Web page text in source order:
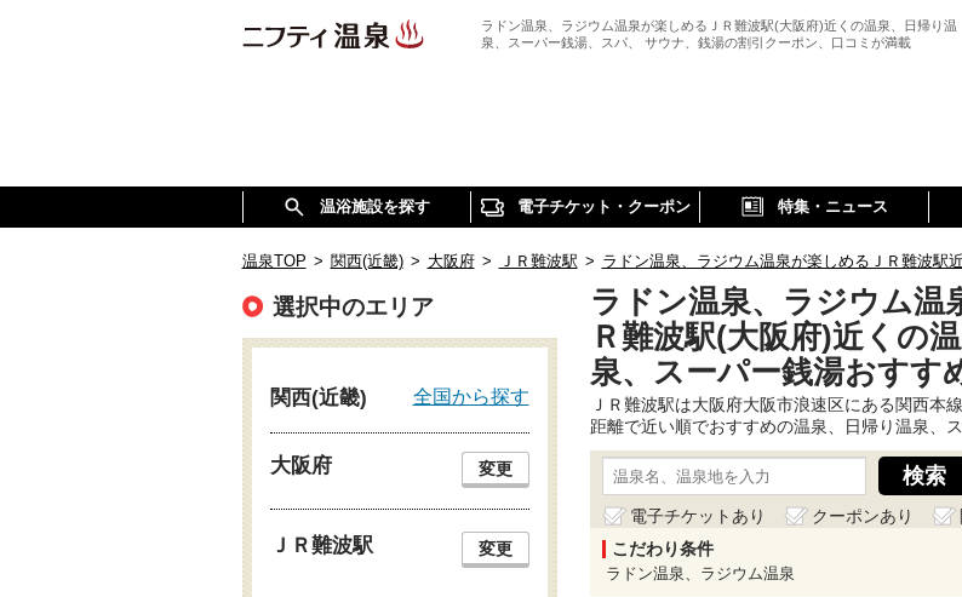
ラドン温泉、ラジウム温泉が楽しめるＪＲ難波駅(大阪府)近くの温泉、日帰り温
泉、スーパー銭湯、スパ、 サウナ、銭湯の割引クーポン、口コミが満載
温浴施設を探す 電子チケット・クーポン 特集・ニュース
温泉TOP > 関西(近畿) > 大阪府 > ＪＲ難波駅 > ラドン温泉、ラジウム温泉が楽しめるＪＲ難波駅
ラドン温泉、ラジウム温
Ｒ難波駅(大阪府)近くの
泉、スーパー銭湯おすす
ＪＲ難波駅は大阪府大阪市浪速区にある関西本
距離で近い順でおすすめの温泉、日帰り温泉、
電子チケットあり クーポンあり
こだわり条件
ラドン温泉、ラジウム温泉
選択中のエリア
関西(近畿) 全国から探す
大阪府 変更
ＪＲ難波駅 変更